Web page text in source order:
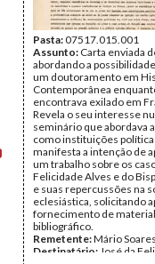
Pasta:07517.015.001
Assunto: Carta enviada
abordando a
um doutoramento em
Contemporânea
encontrava exilado em
Revela o seu interesse
seminário que abordava
como instituições
manifesta a intenção de
um trabalho sobre os
Felicidade Alves e do
e suas repercussões na
eclesiástica, solicitando
fornecimento de material
bibliográfico.
Remetente:Mário
Destinatário: José da